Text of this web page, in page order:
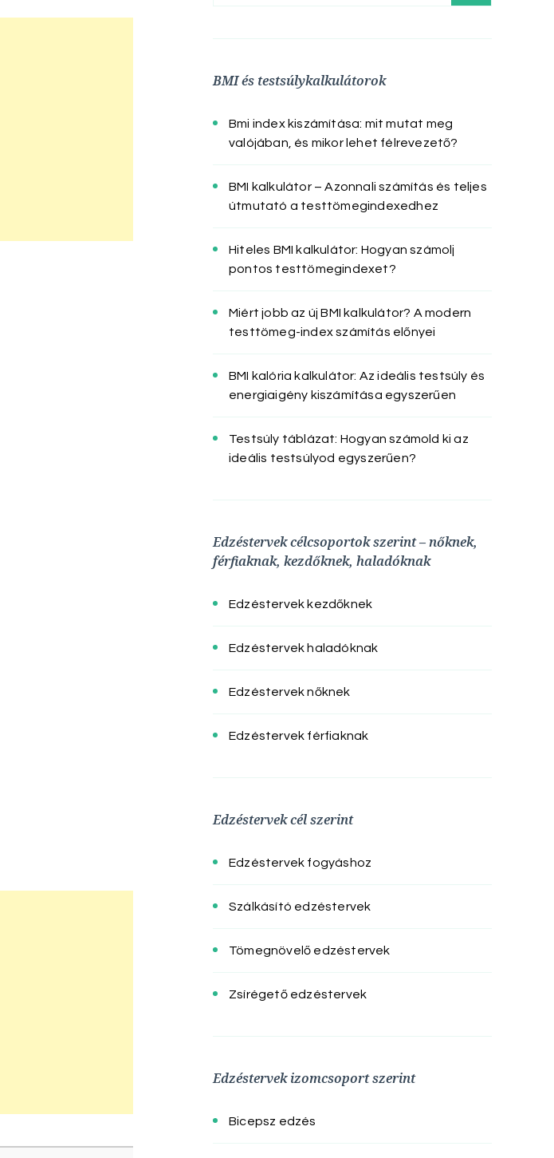
BMI és testsúlykalkulátorok
Bmi index kiszámítása: mit mutat meg
valójában, és mikor lehet félrevezető?
BMI kalkulátor – Azonnali számítás és teljes
útmutató a testtömegindexedhez
Hiteles BMI kalkulátor: Hogyan számolj
pontos testtömegindexet?
Miért jobb az új BMI kalkulátor? A modern
testtömeg-index számítás előnyei
BMI kalória kalkulátor: Az ideális testsúly és
energiaigény kiszámítása egyszerűen
Testsúly táblázat: Hogyan számold ki az
ideális testsúlyod egyszerűen?
Edzéstervek célcsoportok szerint – nőknek,
férfiaknak, kezdőknek, haladóknak
Edzéstervek kezdőknek
Edzéstervek haladóknak
Edzéstervek nőknek
Edzéstervek férfiaknak
Edzéstervek cél szerint
Edzéstervek fogyáshoz
Szálkásító edzéstervek
Tömegnövelő edzéstervek
Zsírégető edzéstervek
Edzéstervek izomcsoport szerint
Bicepsz edzés